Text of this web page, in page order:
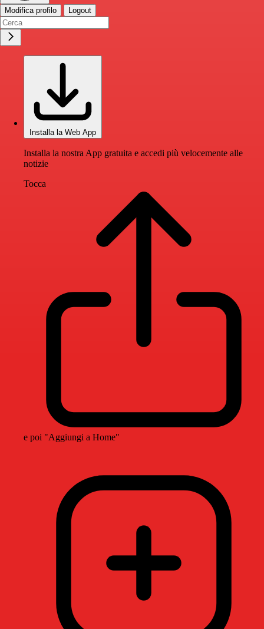
Modifica profilo Logout
Installa la Web App
Installa la nostra App gratuita e accedi più velocemente alle
notizie
Tocca
e poi "Aggiungi a Home"